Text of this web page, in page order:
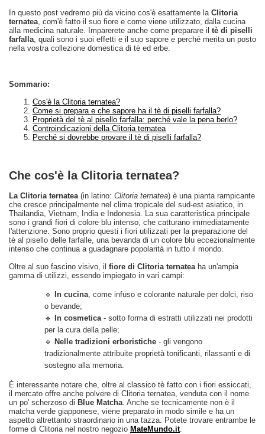
In questo post vedremo più da vicino cos'è esattamente la Clitoria
ternatea, com'è fatto il suo fiore e come viene utilizzato, dalla cucina
alla medicina naturale. Imparerete anche come preparare il tè di piselli
farfalla, quali sono i suoi effetti e il suo sapore e perché merita un posto
nella vostra collezione domestica di tè ed erbe.
Sommario:
Cos'è la Clitoria ternatea?
Come si prepara e che sapore ha il tè di piselli farfalla?
Proprietà del tè al pisello farfalla: perché vale la pena berlo?
Controindicazioni della Clitoria ternatea
Perché si dovrebbe provare il tè di piselli farfalla?
Che cos'è la Clitoria ternatea?
La Clitoria ternatea(in latino: Clitoria ternatea) è una pianta rampicante
che cresce principalmente nel clima tropicale del sud-est asiatico, in
Thailandia, Vietnam, India e Indonesia. La sua caratteristica principale
sono i grandi fiori di colore blu intenso, che catturano immediatamente
l'attenzione. Sono proprio questi i fiori utilizzati per la preparazione del
tè al pisello delle farfalle, una bevanda di un colore blu eccezionalmente
intenso che continua a guadagnare popolarità in tutto il mondo.
Oltre al suo fascino visivo, il fiore di Clitoria ternateaha un'ampia
gamma di utilizzi, essendo impiegato in vari campi:
🔹 In cucina, come infuso e colorante naturale per dolci, riso
o bevande;
🔹
In cosmetica- sotto forma di estratti utilizzati nei prodotti
per la cura della pelle;
🔹 Nelle tradizioni erboristiche - gli vengono
tradizionalmente attribuite proprietà tonificanti, rilassanti e di
sostegno alla memoria.
È interessante notare che, oltre al classico tè fatto con i fiori essiccati,
il mercato offre anche polvere di Clitoria ternatea, venduta con il nome
un po' scherzoso di Blue Matcha. Anche se tecnicamente non è il
matcha verde giapponese, viene preparato in modo simile e ha un
aspetto altrettanto straordinario in una tazza. Potete trovare entrambe le
forme di Clitoria nel nostro negozio MateMundo.it.